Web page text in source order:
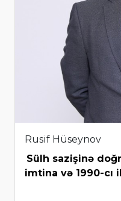
Rusif Hüseynov
Sülh sazişinə
imtina və 1990-cı